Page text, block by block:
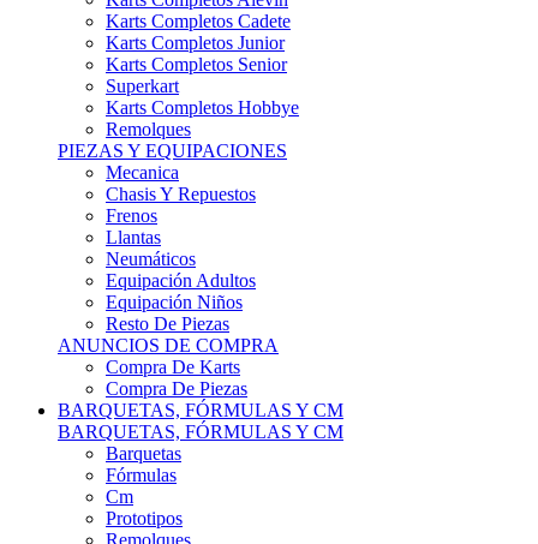
Karts Completos Junior
Karts Completos Senior
Superkart
Karts Completos Hobbye
Remolques
PIEZAS Y EQUIPACIONES
Mecanica
Chasis Y Repuestos
Frenos
Llantas
Neumáticos
Equipación Adultos
Equipación Niños
Resto De Piezas
ANUNCIOS DE COMPRA
Compra De Karts
Compra De Piezas
BARQUETAS, FÓRMULAS Y CM
BARQUETAS, FÓRMULAS Y CM
Barquetas
Fórmulas
Cm
Prototipos
Remolques
PIEZAS Y EQUIPACIONES